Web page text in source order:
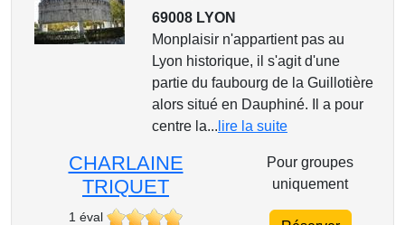
69008 LYON
Monplaisir n'appartient pas au
Lyon historique, il s'agit d'une
partie du faubourg de la Guillotière
alors situé en Dauphiné. Il a pour
centre la... lire la suite
CHARLAINE
TRIQUET
1 éval
Pour groupes
uniquement